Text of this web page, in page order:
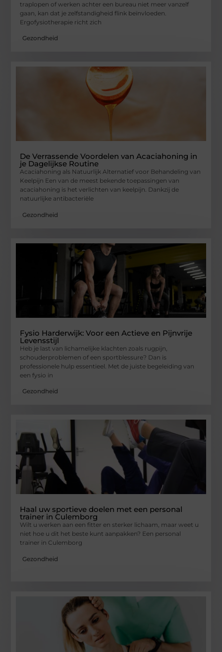
traplopen of werken achter een bureau niet meer vanzelf
gaan, kan dat je zelfstandigheid flink beïnvloeden.
Ergofysiotherapie richt zich
Gezondheid
De Verrassende Voordelen van Acaciahoning in
je Dagelijkse Routine
Acaciahoning als Natuurlijk Alternatief voor Behandeling van
Keelpijn Een van de meest bekende toepassingen van
acaciahoning is het verlichten van keelpijn. Dankzij de
natuurlijke antibacteriële
Gezondheid
Fysio Harderwijk: Voor een Actieve en Pijnvrije
Levensstijl
Heb je last van lichamelijke klachten zoals rugpijn,
schouderproblemen of een sportblessure? Dan is
professionele hulp essentieel. Met de juiste begeleiding van
een fysio in
Gezondheid
Haal uw sportieve doelen met een personal
trainer in Culemborg
Wilt u werken aan een fitter en sterker lichaam, maar weet u
niet hoe u dit het beste kunt aanpakken? Een personal
trainer in Culemborg
Gezondheid